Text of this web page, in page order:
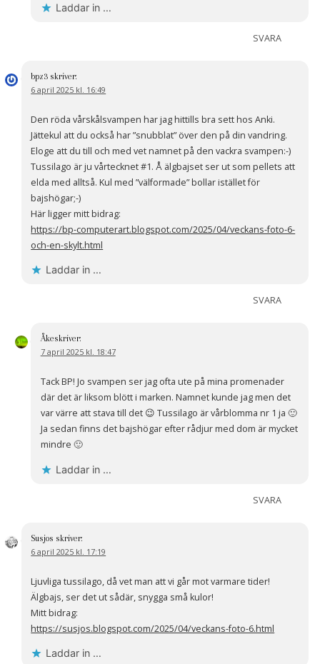
Laddar in …
SVARA
bpz3 skriver:
6 april 2025 kl. 16:49
Den röda vårskålsvampen har jag hittills bra sett hos Anki.
Jättekul att du också har ”snubblat” över den på din vandring.
Eloge att du till och med vet namnet på den vackra svampen:-)
Tussilago är ju vårtecknet #1. Å älgbajset ser ut som pellets att
elda med alltså. Kul med ”välformade” bollar istället för
bajshögar;-)
Här ligger mitt bidrag:
https://bp-computerart.blogspot.com/2025/04/veckans-foto-6-
och-en-skylt.html
Laddar in …
SVARA
Åkeskriver:
7 april 2025 kl. 18:47
Tack BP! Jo svampen ser jag ofta ute på mina promenader
där det är liksom blött i marken. Namnet kunde jag men det
var värre att stava till det 😉 Tussilago är vårblomma nr 1 ja 🙂
Ja sedan finns det bajshögar efter rådjur med dom är mycket
mindre 🙂
Laddar in …
SVARA
Susjos skriver:
6 april 2025 kl. 17:19
Ljuvliga tussilago, då vet man att vi går mot varmare tider!
Älgbajs, ser det ut sådär, snygga små kulor!
Mitt bidrag:
https://susjos.blogspot.com/2025/04/veckans-foto-6.html
Laddar in …